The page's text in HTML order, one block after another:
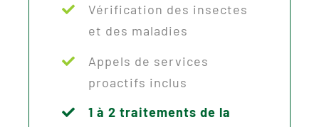
Vérification des insectes
et des maladies
Appels de services
proactifs inclus
1 à 2 traitements de la